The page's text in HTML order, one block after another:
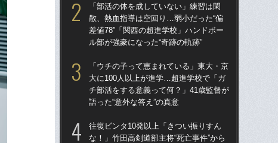
「部活の体を成していない」練習は閑
散、熱血指導は空回り…弱小だった“偏
差値78”「関西の超進学校」ハンドボー
ル部が強豪になった“奇跡の軌跡”
「ウチの子って恵まれている」東大・京
大に100人以上が進学…超進学校で「ガ
チ部活をする意義って何？」41歳監督が
語った“意外な答え”の真意
往復ビンタ10発以上「きつい振りすん
な！」竹田高剣道部主将“死亡事件”から